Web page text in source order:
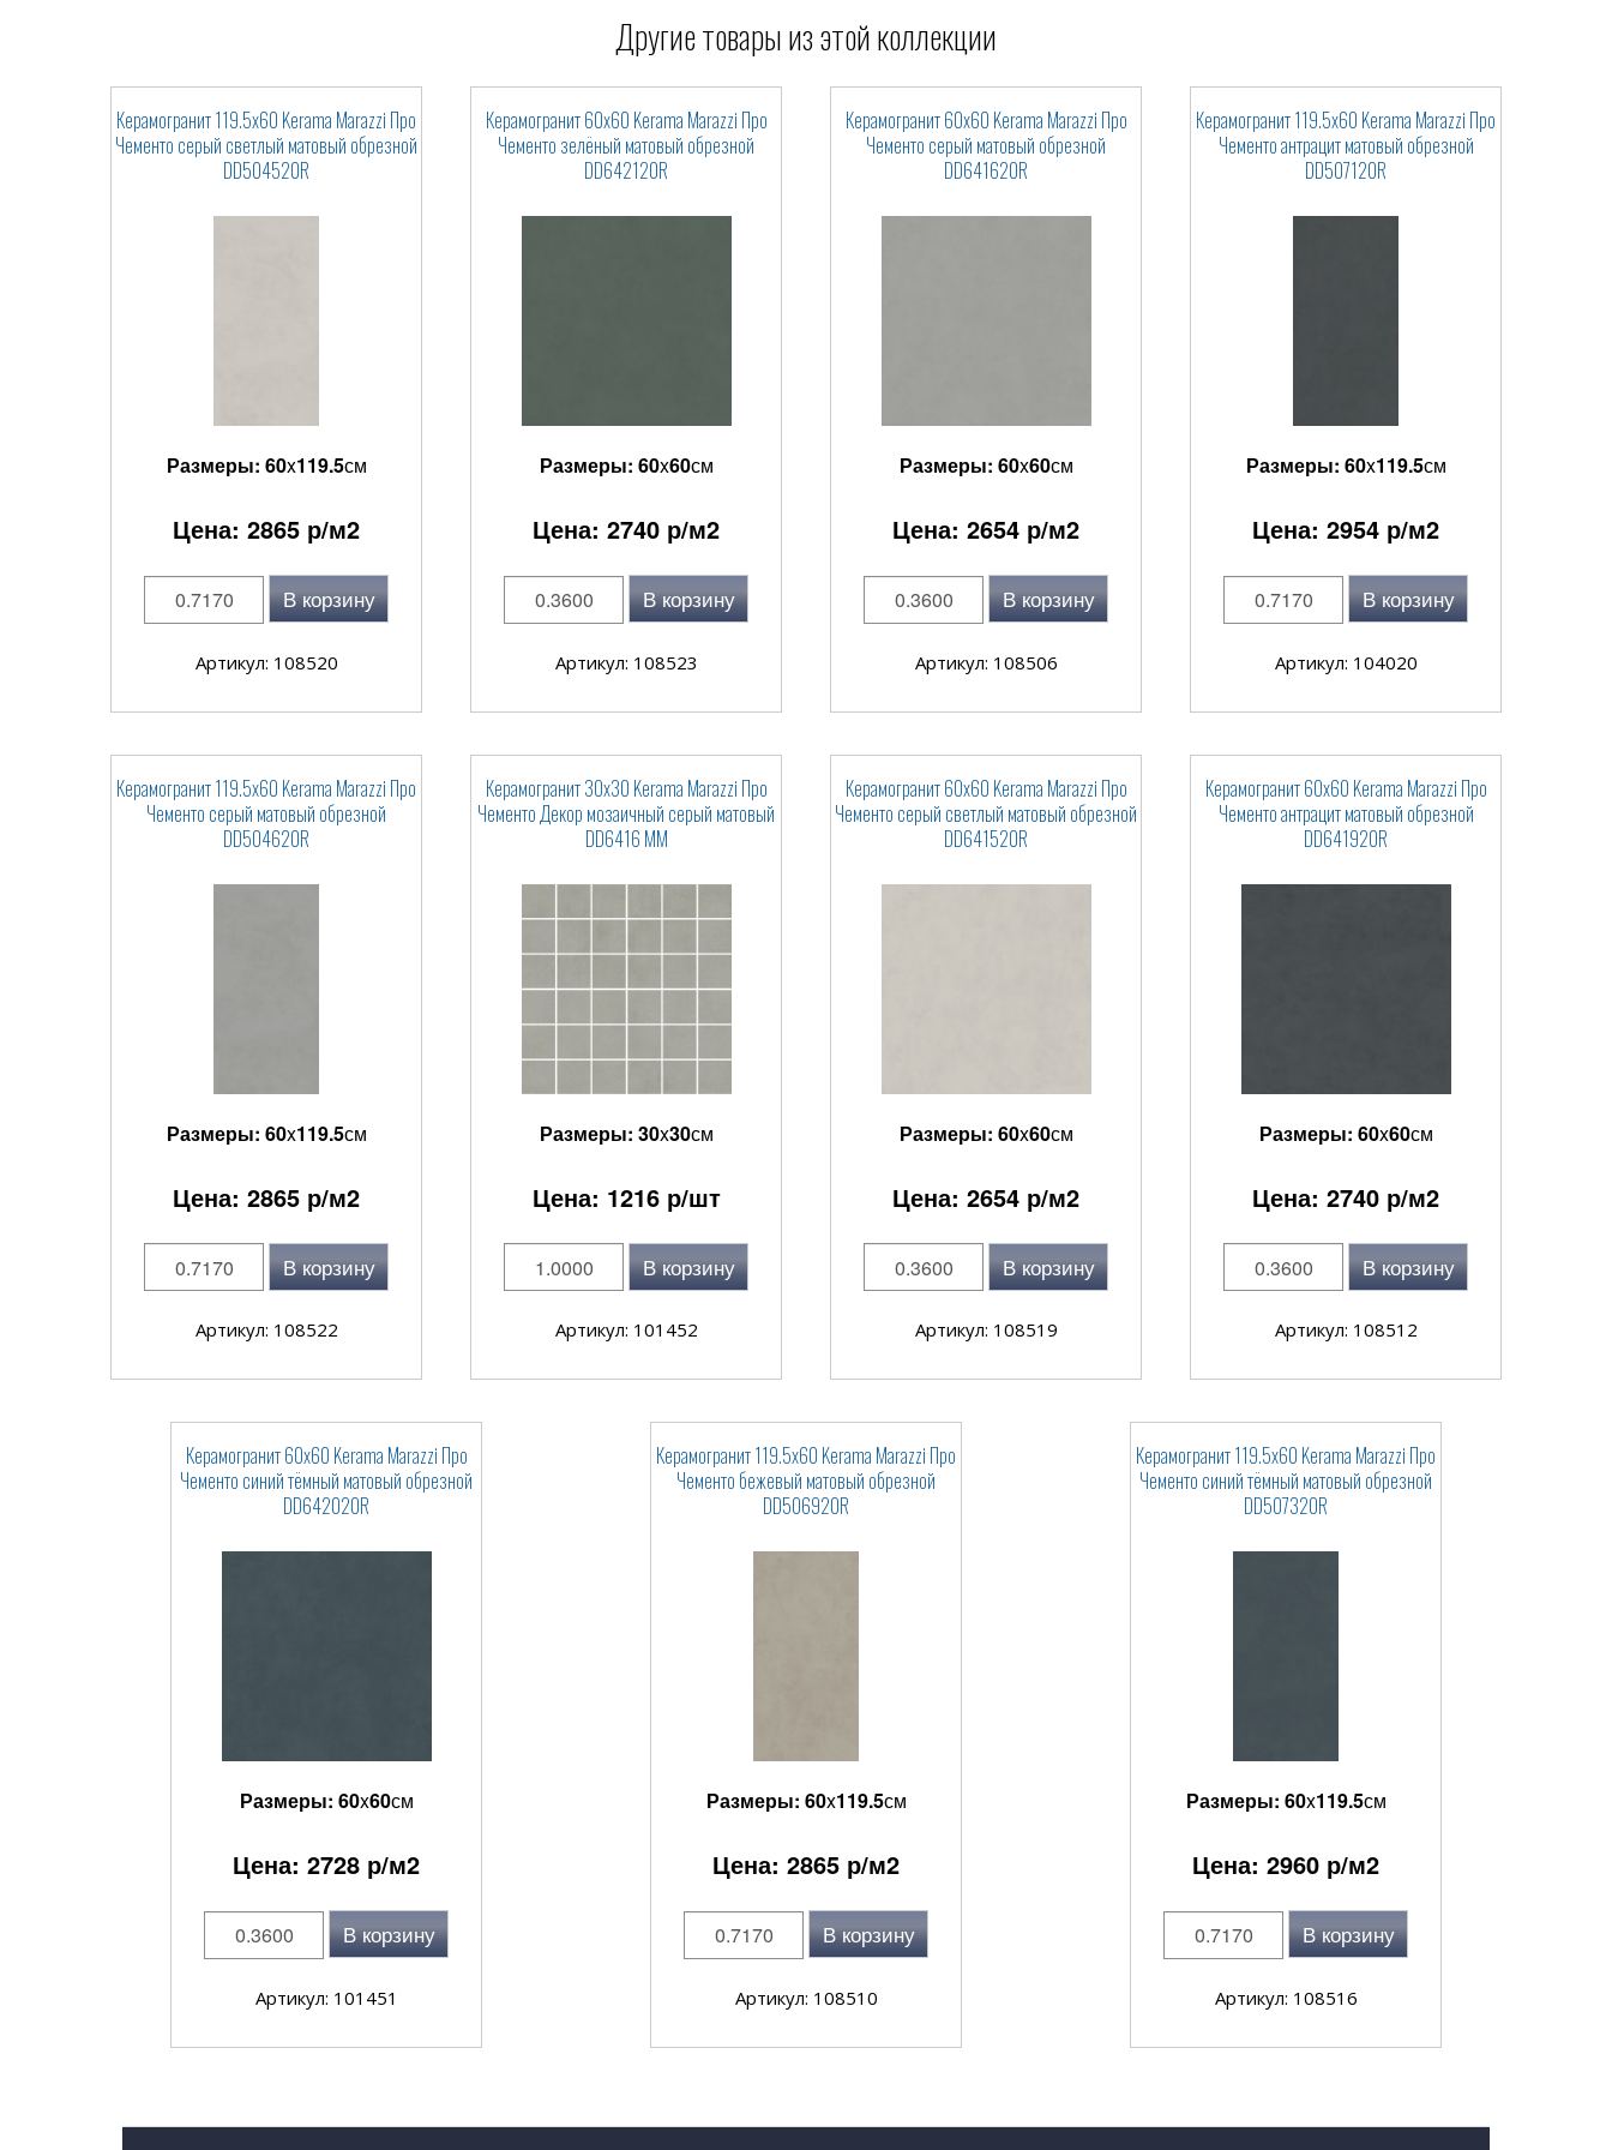
Другие товары из этой коллекции
Керамогранит 119.5x60 Kerama Marazzi Про
Чементо серый светлый матовый обрезной
DD504520R
Размеры: 60x119.5см
Цена: 2865 р/м2
В корзину
Артикул: 108520
Керамогранит 60x60 Kerama Marazzi Про
Чементо зелёный матовый обрезной
DD642120R
Размеры: 60x60см
Цена: 2740 р/м2
В корзину
Артикул: 108523
Керамогранит 60x60 Kerama Marazzi Про
Чементо серый матовый обрезной
DD641620R
Размеры: 60x60см
Цена: 2654 р/м2
В корзину
Артикул: 108506
Керамогранит 119.5x60 Kerama Marazzi Про
Чементо антрацит матовый обрезной
DD507120R
Размеры: 60x119.5см
Цена: 2954 р/м2
В корзину
Артикул: 104020
Керамогранит 119.5x60 Kerama Marazzi Про
Чементо серый матовый обрезной
DD504620R
Размеры: 60x119.5см
Цена: 2865 р/м2
В корзину
Артикул: 108522
Керамогранит 30x30 Kerama Marazzi Про
Чементо Декор мозаичный серый матовый
DD6416 MM
Размеры: 30x30см
Цена: 1216р/шт
В корзину
Артикул: 101452
Керамогранит 60x60 Kerama Marazzi Про
Чементо серый светлый матовый обрезной
DD641520R
Размеры: 60x60см
Цена: 2654 р/м2
В корзину
Артикул: 108519
Керамогранит 60x60 Kerama Marazzi Про
Чементо антрацит матовый обрезной
DD641920R
Размеры: 60x60см
Цена: 2740 р/м2
В корзину
Артикул: 108512
Керамогранит 60x60 Kerama Marazzi Про
Чементо синий тёмный матовый обрезной
DD642020R
Размеры: 60x60см
Цена: 2728 р/м2
В корзину
Артикул: 101451
Керамогранит 119.5x60 Kerama Marazzi Про
Чементо бежевый матовый обрезной
DD506920R
Размеры: 60x119.5см
Цена: 2865 р/м2
В корзину
Артикул: 108510
Керамогранит 119.5x60 Kerama Marazzi Про
Чементо синий тёмный матовый обрезной
DD507320R
Размеры: 60x119.5см
Цена: 2960 р/м2
В корзину
Артикул: 108516